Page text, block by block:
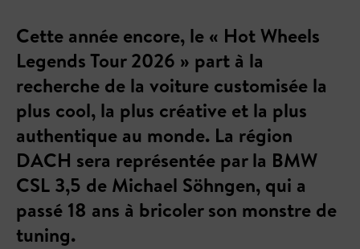
Cette année encore, le « Hot Wheels
Legends Tour 2026 » part à la
recherche de la voiture customisée la
plus cool, la plus créative et la plus
authentique au monde. La région
DACH sera représentée par la BMW
CSL 3,5 de Michael Söhngen, qui a
passé 18 ans à bricoler son monstre de
tuning.